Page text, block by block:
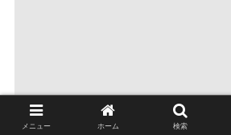
メニュー ホーム 検索